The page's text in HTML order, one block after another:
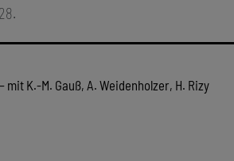
mit K.-M. Gauß, A. Weidenholzer, H. Rizy